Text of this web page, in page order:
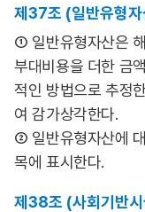
제37조 (일반유형
① 일반유형자산은
부대비용을 더한 금
적인 방법으로 추정
여 감가상각한다.
② 일반유형자산에
목에 표시한다.
제38조 (사회기반